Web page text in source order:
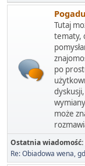
Tutaj
tematy,
po
może
Ostatnia wiadomość:
Re: Obiadowa wena,